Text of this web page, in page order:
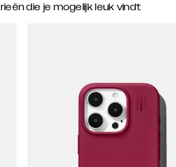
die je mogelijk leuk vindt